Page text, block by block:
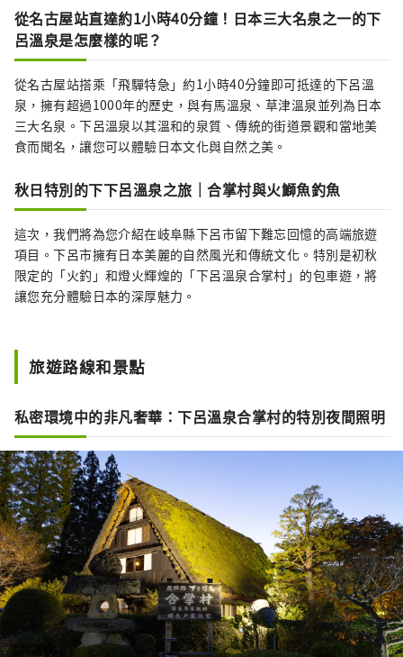
從名古屋站直達約1小時40分鐘！日本三大名泉之一的下
呂溫泉是怎麼樣的呢？
從名古屋站搭乘「飛驒特急」約1小時40分鐘即可抵達的下呂溫
泉，擁有超過1000年的歷史，與有馬溫泉、草津溫泉並列為日本
三大名泉。下呂溫泉以其溫和的泉質、傳統的街道景觀和當地美
食而聞名，讓您可以體驗日本文化與自然之美。
秋日特別的下下呂溫泉之旅｜合掌村與火鰤魚釣魚
這次，我們將為您介紹在岐阜縣下呂市留下難忘回憶的高端旅遊
項目。下呂市擁有日本美麗的自然風光和傳統文化。特別是初秋
限定的「火釣」和燈火輝煌的「下呂溫泉合掌村」的包車遊，將
讓您充分體驗日本的深厚魅力。
旅遊路線和景點
私密環境中的非凡奢華：下呂溫泉合掌村的特別夜間照明